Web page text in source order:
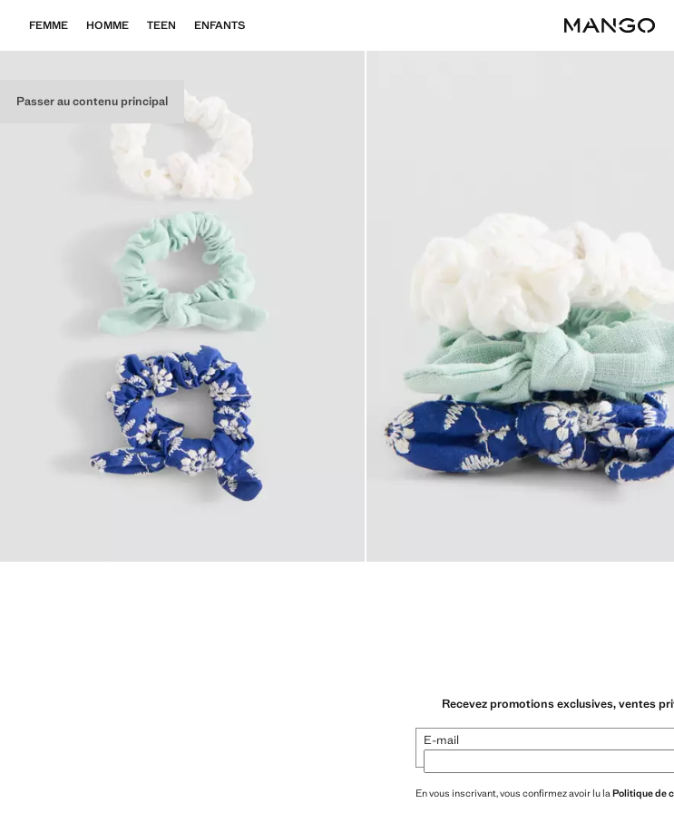
Passer au contenu principal
FEMME HOMME TEEN ENFANTS
Recevez promotions exclusives, ventes
E-mail
En vous inscrivant, vous confirmez avoir lu la Politique de